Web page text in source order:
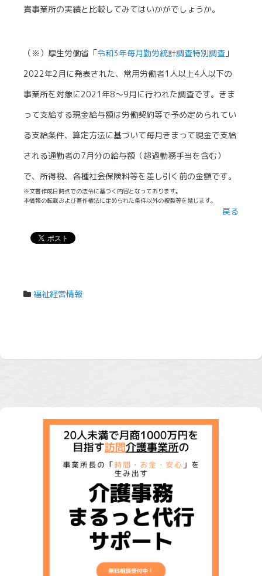
貴事業所の実績と比較してみてはいかがでしょうか。
（※）厚生労働省「令和3年毎月勤労統計調査特別調査 」
2022年2月に発表された、常用労働者1人以上4人以下の
事業所を対象に2021年8～9月に行われた調査です。きま
って支給する現金給与額は労働契約等で予め定められてい
る支給条件、算定方法に基づいて毎月きまって現金で支給
される通勤者の7月分の給与額（超過勤務手当を含む）
で、所得税、各種社会保険料等を差し引く前の金額です。
※文書作成日時点での法令に基づく内容となっております。
本情報の転載および著作権法に定められた条件以外の複製等を禁じます。
戻る
福祉経営情報